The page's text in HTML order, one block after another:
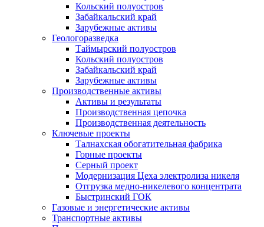
Кольский полуостров
Забайкальский край
Зарубежные активы
Геологоразведка
Таймырский полуостров
Кольский полуостров
Забайкальский край
Зарубежные активы
Производственные активы
Активы и результаты
Производственная цепочка
Производственная деятельность
Ключевые проекты
Талнахская обогатительная фабрика
Горные проекты
Серный проект
Модернизация Цеха электролиза никеля
Отгрузка медно-никелевого концентрата
Быстринский ГОК
Газовые и энергетические активы
Транспортные активы